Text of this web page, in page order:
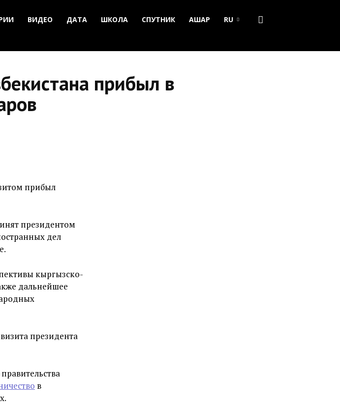
ВИДЕО ДАТА ШКОЛА СПУТНИК АШАР RU
прибыл в
прибыл
президентом
дел
кыргызско-
дальнейшее
президента
в